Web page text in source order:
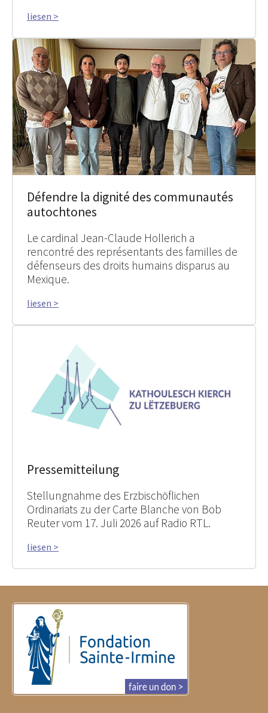
liesen >
Défendre la dignité des communautés
autochtones
Le cardinal Jean-Claude Hollerich a
rencontré des représentants des familles de
défenseurs des droits humains disparus au
Mexique.
liesen >
Pressemitteilung
Stellungnahme des Erzbischöflichen
Ordinariats zu der Carte Blanche von Bob
Reuter vom 17. Juli 2026 auf Radio RTL.
liesen >